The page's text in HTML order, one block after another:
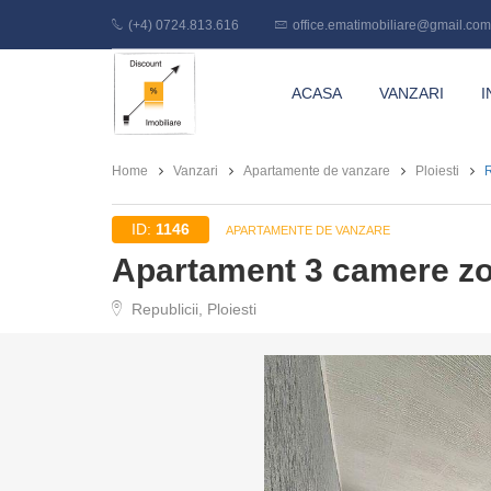
(+4) 0724.813.616 office.ematimobiliare@gmail.com
Discount
Imobiliare
ACASA VANZARI
Home Vanzari Apartamente de vanzare Ploiesti
ID: 1146 APARTAMENTE DE VANZARE
Apartament 3 camere
Republicii, Ploiesti